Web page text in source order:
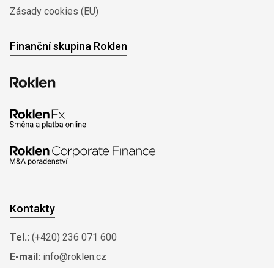
Zásady cookies (EU)
Finanční skupina Roklen
Kontakty
Tel.: (+420) 236 071 600
E-mail: info@roklen.cz